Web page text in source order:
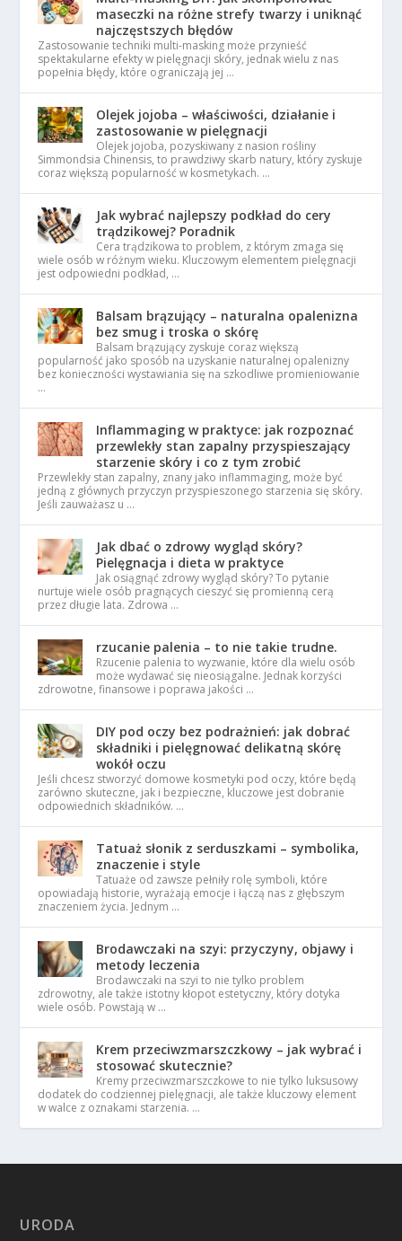
maseczki na różne strefy twarzy i uniknąć
najczęstszych błędów
Zastosowanie techniki multi-masking może przynieść
spektakularne efekty w pielęgnacji skóry, jednak wielu z nas
popełnia błędy, które ograniczają jej …
Olejek jojoba – właściwości, działanie i
zastosowanie w pielęgnacji
Olejek jojoba, pozyskiwany z nasion rośliny
Simmondsia Chinensis, to prawdziwy skarb natury, który zyskuje
coraz większą popularność w kosmetykach. …
Jak wybrać najlepszy podkład do cery
trądzikowej? Poradnik
Cera trądzikowa to problem, z którym zmaga się
wiele osób w różnym wieku. Kluczowym elementem pielęgnacji
jest odpowiedni podkład, …
Balsam brązujący – naturalna opalenizna
bez smug i troska o skórę
Balsam brązujący zyskuje coraz większą
popularność jako sposób na uzyskanie naturalnej opalenizny
bez konieczności wystawiania się na szkodliwe promieniowanie
…
Inflammaging w praktyce: jak rozpoznać
przewlekły stan zapalny przyspieszający
starzenie skóry i co z tym zrobić
Przewlekły stan zapalny, znany jako inflammaging, może być
jedną z głównych przyczyn przyspieszonego starzenia się skóry.
Jeśli zauważasz u …
Jak dbać o zdrowy wygląd skóry?
Pielęgnacja i dieta w praktyce
Jak osiągnąć zdrowy wygląd skóry? To pytanie
nurtuje wiele osób pragnących cieszyć się promienną cerą
przez długie lata. Zdrowa …
rzucanie palenia – to nie takie trudne.
Rzucenie palenia to wyzwanie, które dla wielu osób
może wydawać się nieosiągalne. Jednak korzyści
zdrowotne, finansowe i poprawa jakości …
DIY pod oczy bez podrażnień: jak dobrać
składniki i pielęgnować delikatną skórę
wokół oczu
Jeśli chcesz stworzyć domowe kosmetyki pod oczy, które będą
zarówno skuteczne, jak i bezpieczne, kluczowe jest dobranie
odpowiednich składników. …
Tatuaż słonik z serduszkami – symbolika,
znaczenie i style
Tatuaże od zawsze pełniły rolę symboli, które
opowiadają historie, wyrażają emocje i łączą nas z głębszym
znaczeniem życia. Jednym …
Brodawczaki na szyi: przyczyny, objawy i
metody leczenia
Brodawczaki na szyi to nie tylko problem
zdrowotny, ale także istotny kłopot estetyczny, który dotyka
wiele osób. Powstają w …
Krem przeciwzmarszczkowy – jak wybrać i
stosować skutecznie?
Kremy przeciwzmarszczkowe to nie tylko luksusowy
dodatek do codziennej pielęgnacji, ale także kluczowy element
w walce z oznakami starzenia. …
URODA